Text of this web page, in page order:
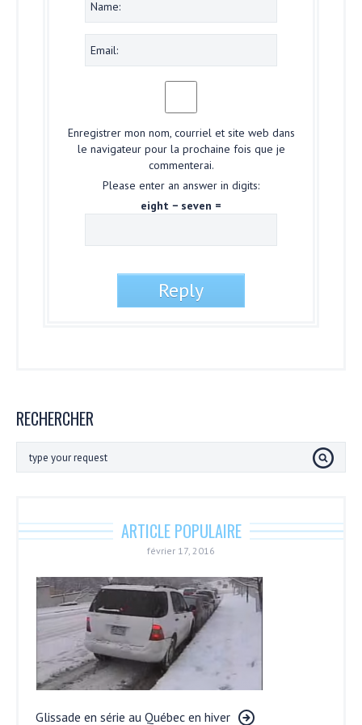
Enregistrer mon nom, courriel et site web dans
le navigateur pour la prochaine fois que je
commenterai.
Please enter an answer in digits:
eight − seven =
RECHERCHER
ARTICLE POPULAIRE
février 17, 2016
Glissade en série au Québec en hiver